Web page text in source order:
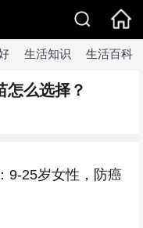
生活知识 生活百科
怎么选择？
9-25岁女性，防癌